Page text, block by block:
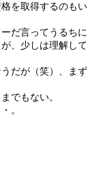
を取得するのもい
だ言ってうるちに
、少しは理解して
だが（笑）、まず
でもない。
。